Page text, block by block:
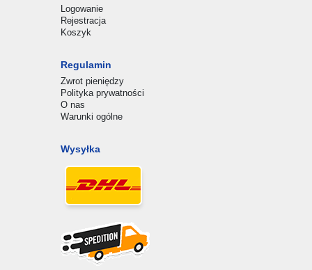
Logowanie
Rejestracja
Koszyk
Regulamin
Zwrot pieniędzy
Polityka prywatności
O nas
Warunki ogólne
Wysyłka